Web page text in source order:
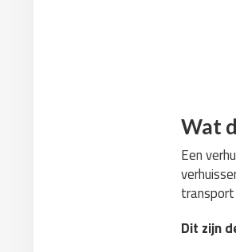
Wat
Een
Dit zijn